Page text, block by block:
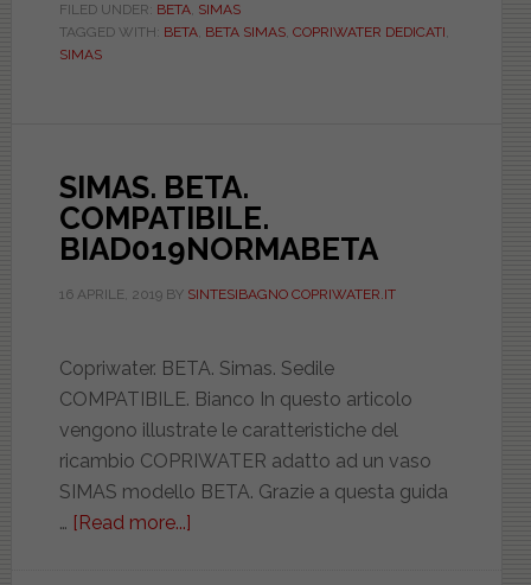
DEDICATO.
FILED UNDER: BETA, SIMAS
TAGGED WITH: BETA, BETA SIMAS, COPRIWATER DEDICATI,
SIMAS
SIMAS. BETA.
COMPATIBILE.
BIAD019NORMABETA
16 APRILE, 2019BY SINTESIBAGNO COPRIWATER.IT
Copriwater. BETA. Simas. Sedile
COMPATIBILE. Bianco In questo articolo
vengono illustrate le caratteristiche del
ricambio COPRIWATER adatto ad un vaso
SIMAS modello BETA. Grazie a questa guida
… [Read more...]